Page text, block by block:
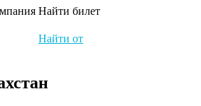
Найти билет
Найти от